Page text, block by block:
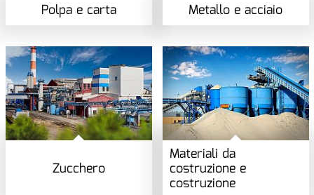
Polpa e carta Metallo e acciaio
Zucchero
Materiali da
costruzione e
costruzione